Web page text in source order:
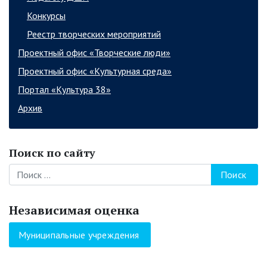
Конкурсы
Реестр творческих мероприятий
Проектный офис «Творческие люди»
Проектный офис «Культурная среда»
Портал «Культура 38»
Архив
Поиск по сайту
Поиск
Независимая оценка
Муниципальные учреждения